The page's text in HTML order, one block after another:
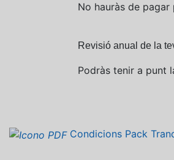
No hauràs de
Revisió anual de la
Podràs tenir a punt
Condicions Pack